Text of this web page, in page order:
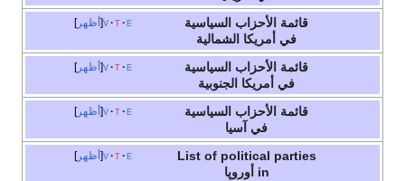
أظهر v t e
قائمة الأحزاب السياسية
في أمريكا الشمالية
أظهر v t e
قائمة الأحزاب السياسية
في أمريكا الجنوبية
أظهر v t e
قائمة الأحزاب السياسية
في آسيا
أظهر v t e
List of political parties
in أوروپا